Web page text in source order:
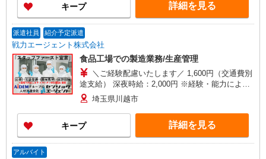
キープ 詳細を見る
派遣社員 紹介予定派遣
戦力エージェント株式会社
食品工場での製造業務/生産管理
＼ご経験配慮いたします／ 1,600円（交通費別
途支給） 深夜時給：2,000円 ※経験・能力により
異なる埼玉県川越市
キープ 詳細を見る
アルバイト